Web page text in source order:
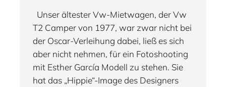
Unser ältester Vw-Mietwagen, der Vw
T2 Camper von 1977, war zwar nicht bei
der Oscar-Verleihung dabei, ließ es sich
aber nicht nehmen, für ein Fotoshooting
mit Esther García Modell zu stehen. Sie
hat das „Hippie“-Image des Designers